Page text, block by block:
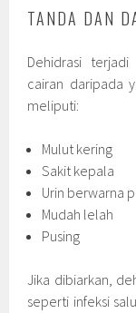
TANDA DAN
Dehidrasi
cairan daripada
meliputi:
Mulut kering
Sakit kepala
Urin berwarna
Mudah lelah
Pusing
Jika dibiarkan,
seperti infeksi